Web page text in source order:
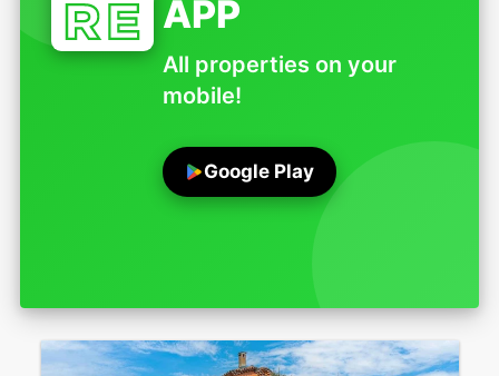
APP
All properties on your
mobile!
Google Play